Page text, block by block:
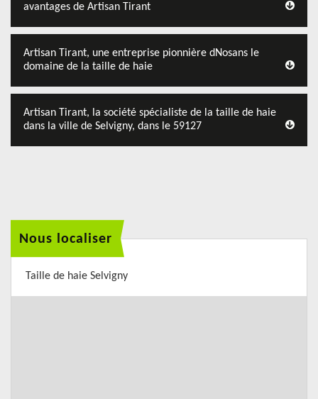
avantages de Artisan Tirant
Artisan Tirant, une entreprise pionnière dNosans le
domaine de la taille de haie
Artisan Tirant, la société spécialiste de la taille de haie
dans la ville de Selvigny, dans le 59127
Nous localiser
Taille de haie Selvigny